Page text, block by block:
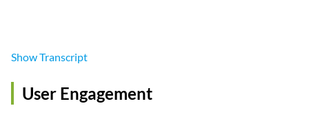
ShowTranscript
User Engagement